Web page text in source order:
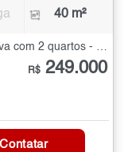
40 m²
R$ 249.000
Contatar